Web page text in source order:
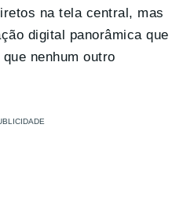
na tela central, mas
digital panorâmica que
nenhum outro